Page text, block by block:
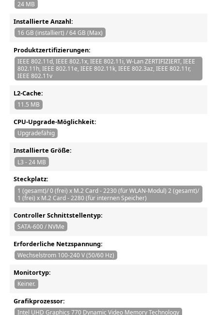
24 MB
Installierte Anzahl:
16 GB (installiert) / 64 GB (Max)
Produktzertifizierungen:
IEEE 802.11d, IEEE 802.1x, IEEE 802.11i, W-Lan ZERTIFIZIERT, IEEE
802.11h, IEEE 802.11e, IEEE 802.11k, IEEE 802.3az, IEEE 802.11r,
IEEE 802.11v
L2-Cache:
11.5 MB
CPU-Upgrade-Möglichkeit:
Upgradefähig
Installierte Größe:
L3 - 24 MB
Steckplatz:
1 (gesamt)/ 0 (frei) x M.2 Card - 2230 (für WLAN-Modul) 2 (gesamt)/
1 (frei) x M.2 Card - 2280 (für internen Speicher)
Controller Schnittstellentyp:
SATA-600 / NVMe
Erforderliche Netzspannung:
Wechselstrom 100-240 V (50/60 Hz)
Monitortyp:
Keiner.
Grafikprozessor:
Intel UHD Graphics 770 Dynamic Video Memory Technology